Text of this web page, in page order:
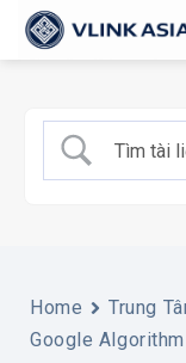
qua
dung
Home Trung
Google Algorithm